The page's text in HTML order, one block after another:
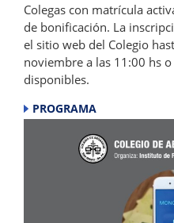
Colegas con matrícula
de bonificación. La
el sitio web del Colegio
noviembre a las 11:00 hs
disponibles.
PROGRAMA